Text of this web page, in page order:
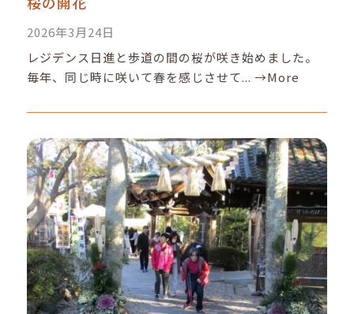
2026年3月24日
レジデンス日進と歩道の間の桜が咲き始めました。
毎年、同じ時に咲いて春を感じさせて...→More